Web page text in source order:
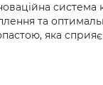
та
яка